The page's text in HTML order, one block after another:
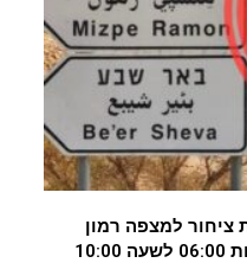
ציחור למצפה רמון
יחסם השבוע לתנועה בין השעות 06:00 לשעה 10:00